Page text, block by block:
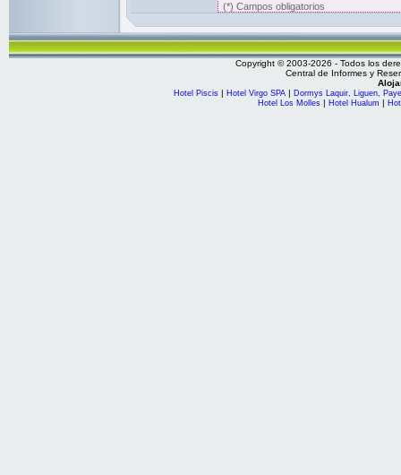
(*) Campos obligatorios
Copyright © 2003-2026 - Todos los
Central de Informes y
Hotel Piscis | Hotel Virgo SPA | Dormys Laquir, Liguen,
Hotel Los Molles| Hotel Hualum |